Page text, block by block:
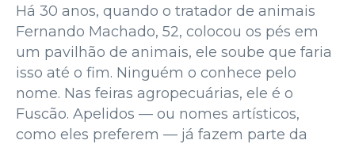
Há 30 anos, quando o tratador de animais
Fernando Machado, 52, colocou os pés em
um pavilhão de animais, ele soube que faria
isso até o fim. Ninguém o conhece pelo
nome. Nas feiras agropecuárias, ele é o
Fuscão. Apelidos — ou nomes artísticos,
como eles preferem — já fazem parte da